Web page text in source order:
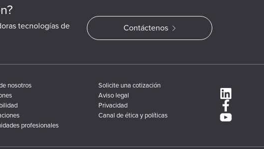
tecnologías de
Contáctenos
nosotros
profesionales
Solicite una cotización
Aviso legal
Privacidad
Canal de ética y políticas